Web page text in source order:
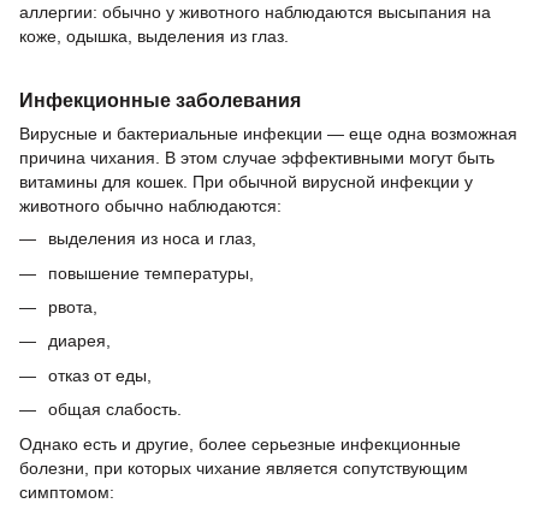
аллергии: обычно у животного наблюдаются высыпания на
коже, одышка, выделения из глаз.
Инфекционные заболевания
Вирусные и бактериальные инфекции — еще одна возможная
причина чихания. В этом случае эффективными могут быть
витамины для кошек. При обычной вирусной инфекции у
животного обычно наблюдаются:
выделения из носа и глаз,
повышение температуры,
рвота,
диарея,
отказ от еды,
общая слабость.
Однако есть и другие, более серьезные инфекционные
болезни, при которых чихание является сопутствующим
симптомом: